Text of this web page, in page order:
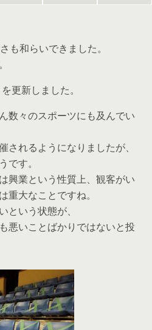
も和らいできました。
更新しました。
数々のスポーツにも及んでい
されるようになりましたが、
です。
興業という性質上、観客がい
重大なことですね。
という状態が、
悪いことばかりではないと投